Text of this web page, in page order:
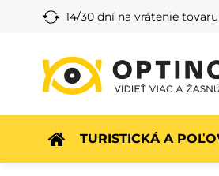
14/30 dní na vrátenie tovaru
TURISTICKÁ A